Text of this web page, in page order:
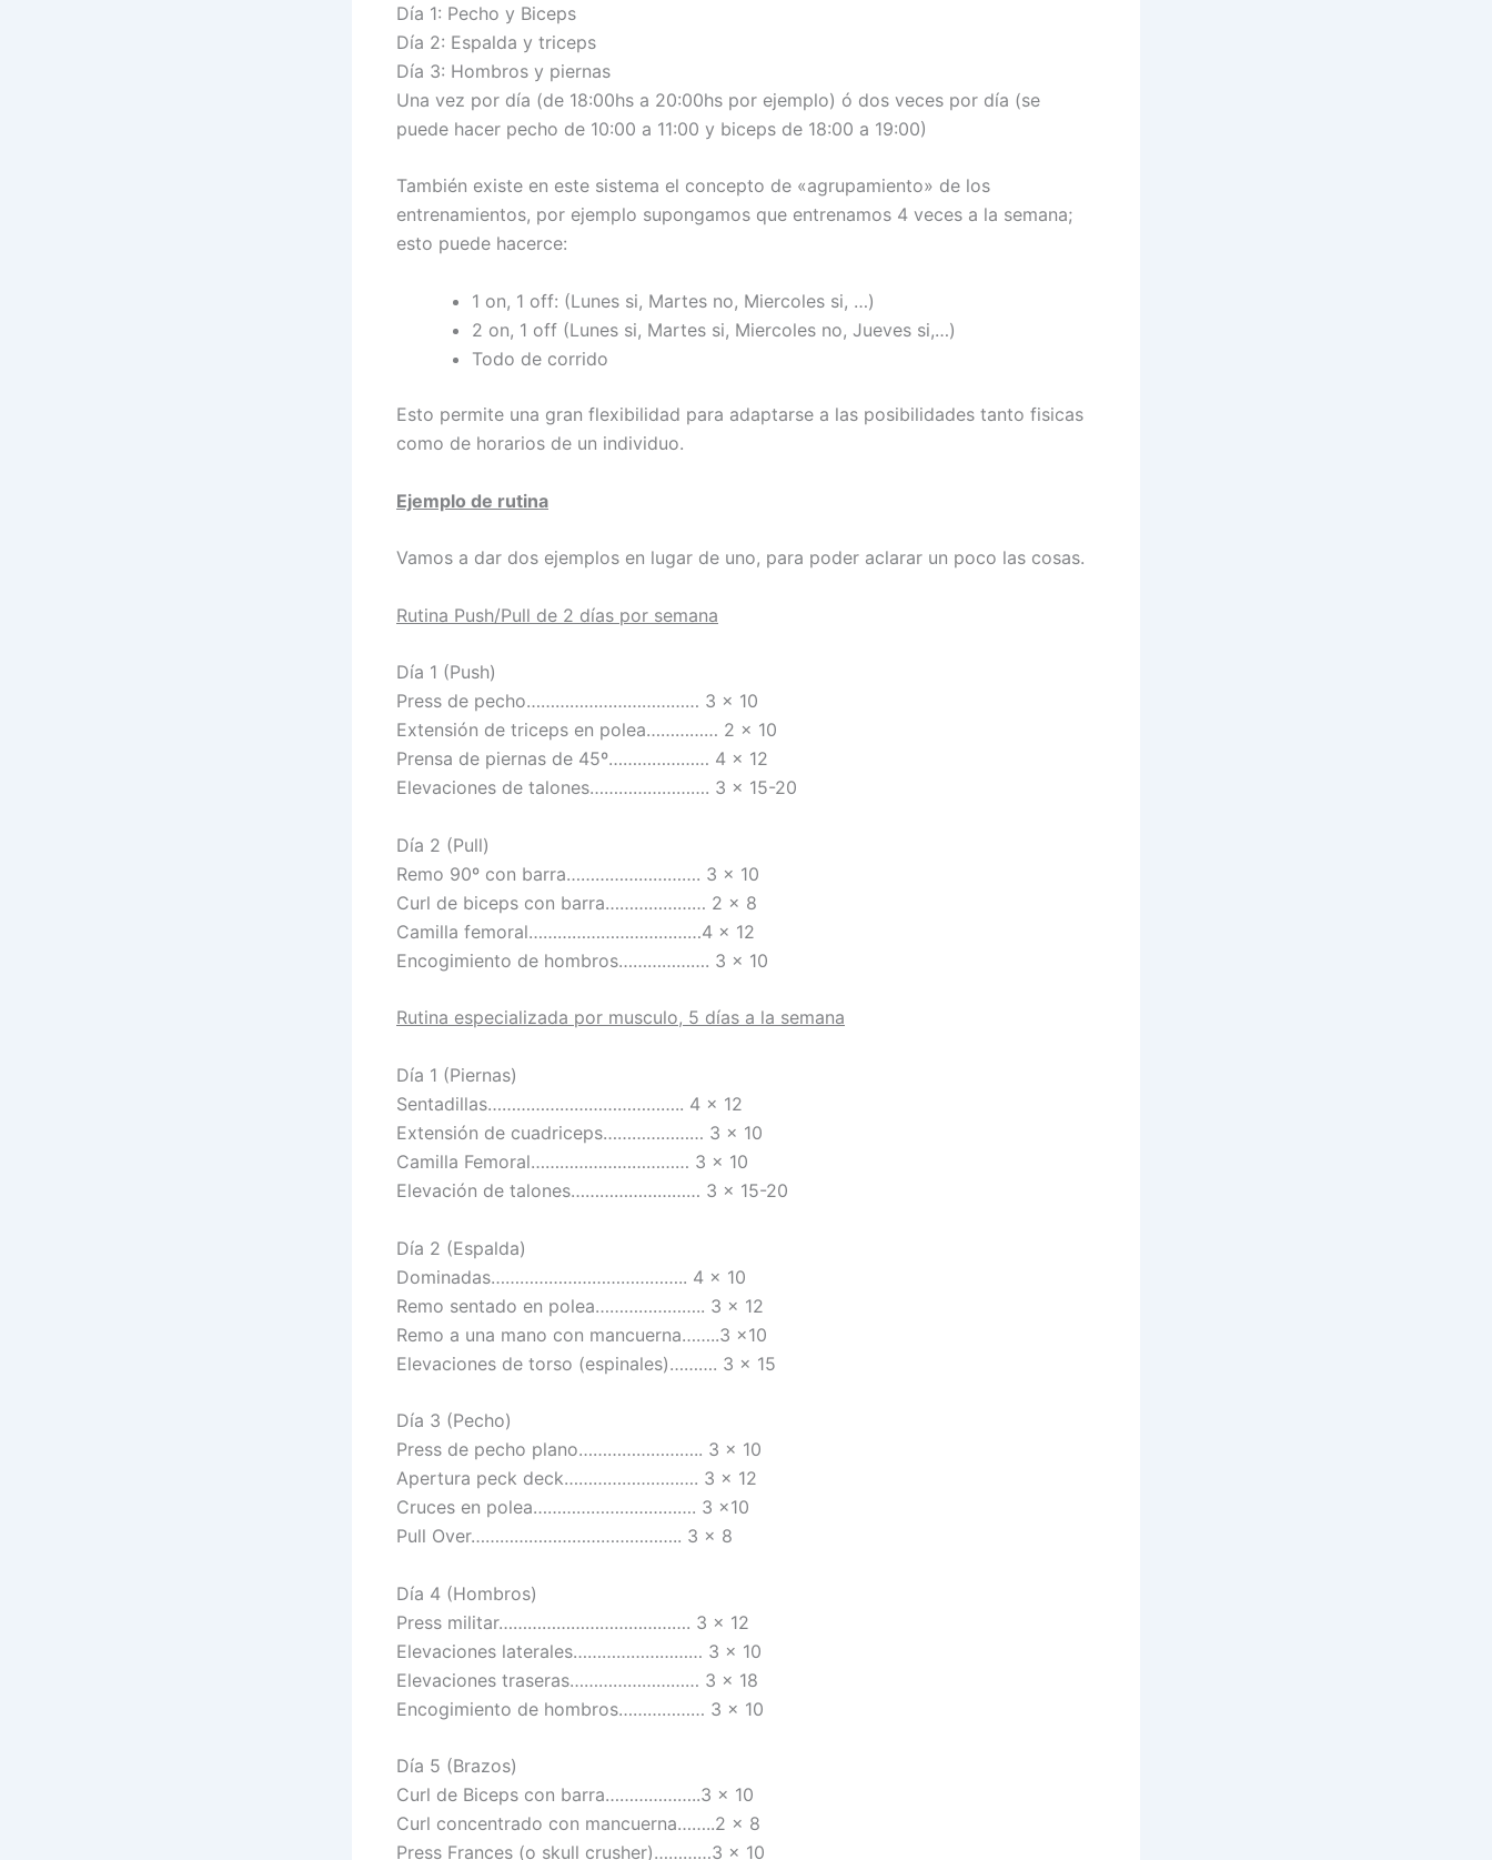
Día 1: Pecho y Biceps
Día 2: Espalda y triceps
Día 3: Hombros y piernas
Una vez por día (de 18:00hs a 20:00hs por ejemplo) ó dos veces por día (se
puede hacer pecho de 10:00 a 11:00 y biceps de 18:00 a 19:00)
También existe en este sistema el concepto de «agrupamiento» de los
entrenamientos, por ejemplo supongamos que entrenamos 4 veces a la semana;
esto puede hacerce:
1 on, 1 off: (Lunes si, Martes no, Miercoles si, …)
2 on, 1 off (Lunes si, Martes si, Miercoles no, Jueves si,…)
Todo de corrido
Esto permite una gran flexibilidad para adaptarse a las posibilidades tanto fisicas
como de horarios de un individuo.
Ejemplo de rutina
Vamos a dar dos ejemplos en lugar de uno, para poder aclarar un poco las cosas.
Rutina Push/Pull de 2 días por semana
Día 1 (Push)
Press de pecho……………………………… 3 x 10
Extensión de triceps en polea…………… 2 x 10
Prensa de piernas de 45º………………… 4 x 12
Elevaciones de talones……………………. 3 x 15-20
Día 2 (Pull)
Remo 90º con barra………………………. 3 x 10
Curl de biceps con barra………………… 2 x 8
Camilla femoral………………………………4 x 12
Encogimiento de hombros………………. 3 x 10
Rutina especializada por musculo, 5 días a la semana
Día 1 (Piernas)
Sentadillas………………………………….. 4 x 12
Extensión de cuadriceps………………… 3 x 10
Camilla Femoral…………………………… 3 x 10
Elevación de talones……………………… 3 x 15-20
Día 2 (Espalda)
Dominadas………………………………….. 4 x 10
Remo sentado en polea………………….. 3 x 12
Remo a una mano con mancuerna……..3 x10
Elevaciones de torso (espinales)………. 3 x 15
Día 3 (Pecho)
Press de pecho plano…………………….. 3 x 10
Apertura peck deck………………………. 3 x 12
Cruces en polea……………………………. 3 x10
Pull Over…………………………………….. 3 x 8
Día 4 (Hombros)
Press militar…………………………………. 3 x 12
Elevaciones laterales……………………… 3 x 10
Elevaciones traseras……………………… 3 x 18
Encogimiento de hombros……………… 3 x 10
Día 5 (Brazos)
Curl de Biceps con barra………………..3 x 10
Curl concentrado con mancuerna……..2 x 8
Press Frances (o skull crusher)…………3 x 10